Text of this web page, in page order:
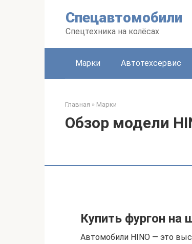
Спецавтомобили
Спецтехника на колёсах
Марки Автотехсервис
Главная » Марки
Обзор модели
Купить фургон на
Автомобили HINO — это